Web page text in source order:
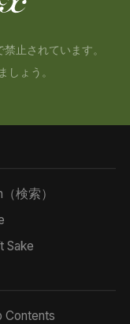
止されています。
しょう。
検索）
Sake
Contents